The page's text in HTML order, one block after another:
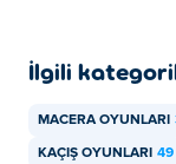
İlgili
MACERA OYUNLARI
KAÇIŞ OYUNLARI 49